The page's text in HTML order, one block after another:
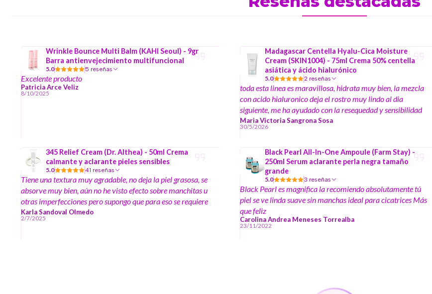
Wrinkle Bounce Multi Balm (KAHI Seoul) - 9gr
Barra antienvejecimiento multifuncional
5.0 5 reseñas
Excelente producto
Patricia Arce Veliz
8/10/2025
Madagascar Centella Hyalu-Cica Moisture
Cream (SKIN1004) - 75ml Crema 50% centella
asiática y ácido hialurónico
5.0 2 reseñas
toda esta linea es maravillosa, hidrata muy bien, la mezcla
con acido hialuronico deja el rostro muy lindo al dia
siguiente, me ha ayudado con la resequedad y sensibilidad
de mi piel
Maria Victoria Sangrona Sosa
30/5/2026
345 Relief Cream (Dr. Althea) - 50ml Crema
calmante y aclarante pieles sensibles
5.0 41 reseñas
Tiene una textura muy agradable, no deja la piel grasosa, se
absorve muy bien, aún no he visto efecto sobre manchitas u
otras imperfecciones pero supongo que para eso se requiere
más tiempo de uso. Mi experiencia de compra en la tienda
ha sido muy buena, se agradecen los regalitos :)
Karla Sandoval Olmedo
2/7/2025
Black Pearl All-In-One Ampoule (Farm Stay) -
250ml Serum aclarante perla negra tamaño
grande
5.0 3 reseñas
Black Pearl es magnifica la recomiendo absolutamente tú
piel se ve linda suave sin manchas ideal para cicatrices Más
que feliz
Carolina Andrea Meneses Torrealba
23/11/2022